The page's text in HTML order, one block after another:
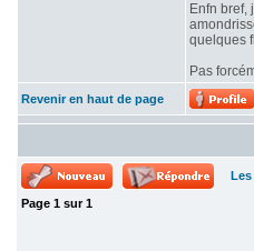
Enfn bref,
quelques
Pas
Revenir en haut de page
Les
Page 1 sur1